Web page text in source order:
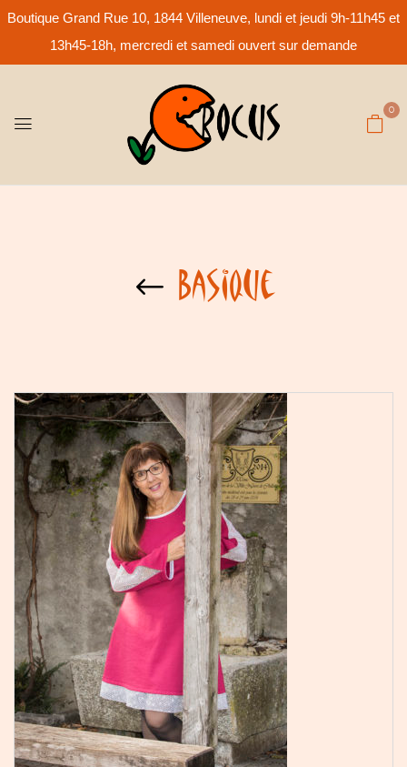
Boutique Grand Rue 10, 1844 Villeneuve, lundi et jeudi 9h-11h45 et
13h45-18h, mercredi et samedi ouvert sur demande
0
Basique